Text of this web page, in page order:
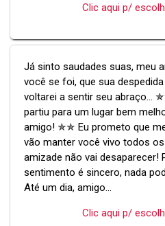
Clic aqui p/
Já sinto saudades suas, meu
você se foi, que sua
voltarei a sentir seu abraço...
partiu para um lugar bem
amigo! ✯✯ Eu prometo que
vão manter você vivo todos
amizade não vai desaparecer!
sentimento é sincero, nada
Até um dia, amigo...
Clic aqui p/